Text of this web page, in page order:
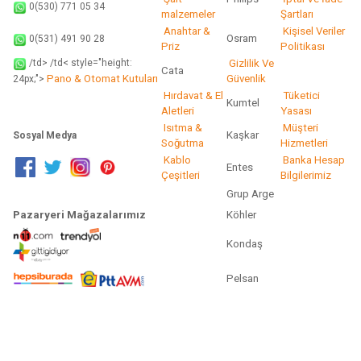
0(530) 771 05 34
malzemeler
Şartları
0(531) 491 90 28
Anahtar &
Priz
Osram
Kişisel Veriler
Politikası
/td> /td< style="height:
24px;"> Pano & Otomat Kutuları
Cata
Gizlilik Ve
Güvenlik
Hırdavat & El
Aletleri
Kumtel
Tüketici
Yasası
Sosyal Medya
Isıtma &
Soğutma
Kaşkar
Müşteri
Hizmetleri
Kablo
Çeşitleri
Entes
Banka Hesap
Bilgilerimiz
Grup Arge
Pazaryeri Mağazalarımız
Köhler
Kondaş
Pelsan